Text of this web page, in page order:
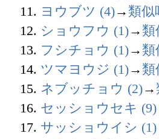
11. ヨウブツ (4)→ 類似
12. ショウフウ (1)→ 類
13. フシチョウ (1)→ 類
14. ツマヨウジ (1)→ 類
15. ネブッチョウ (2)→
16. セッショウセキ (9)
17. サッショウイシ (1)